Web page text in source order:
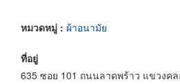
หมวดหมู่ : ผ้าอนามัย
ที่อยู่
635 ซอย 101 ถนนลาดพร้าว แขวงค